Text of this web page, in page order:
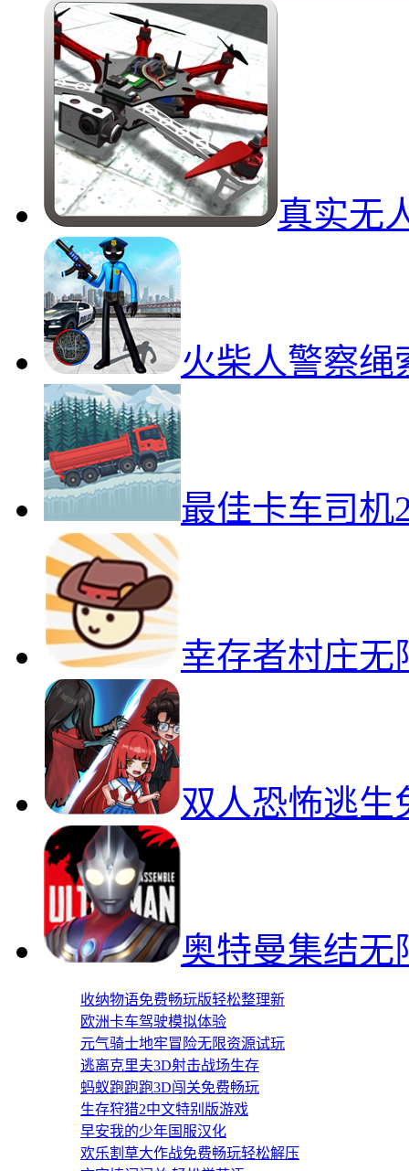
真实无
火柴人警察绳
最佳卡车司机
幸存者村庄无
双人恐怖逃生
奥特曼集结无
收纳物语免费畅玩版轻松整理新
欧洲卡车驾驶模拟体验
元气骑士地牢冒险无限资源试玩
逃离克里夫3D射击战场生存
蚂蚁跑跑跑3D闯关免费畅玩
生存狩猎2中文特别版游戏
早安我的少年国服汉化
欢乐割草大作战免费畅玩轻松解压